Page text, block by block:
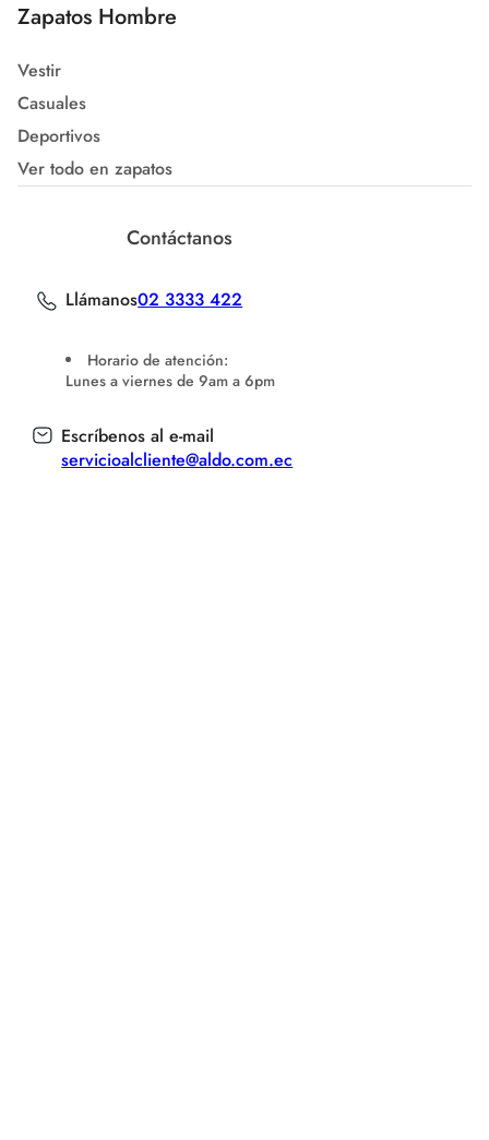
Zapatos Hombre
Vestir
Casuales
Deportivos
Ver todo en zapatos
Contáctanos
Llámanos02 3333 422
Horario de atención:
Lunes a viernes de 9am a 6pm
Escríbenos al e-mail
servicioalcliente@aldo.com.ec